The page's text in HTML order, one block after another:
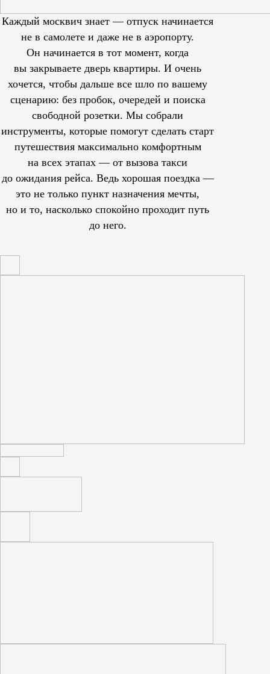
Каждый москвич знает — отпуск начинается
не в самолете и даже не в аэропорту.
Он начинается в тот момент, когда
вы закрываете дверь квартиры. И очень
хочется, чтобы дальше все шло по вашему
сценарию: без пробок, очередей и поиска
свободной розетки. Мы собрали
инструменты, которые помогут сделать старт
путешествия максимально комфортным
на всех этапах — от вызова такси
до ожидания рейса. Ведь хорошая поездка —
это не только пункт назначения мечты,
но и то, насколько спокойно проходит путь
до него.